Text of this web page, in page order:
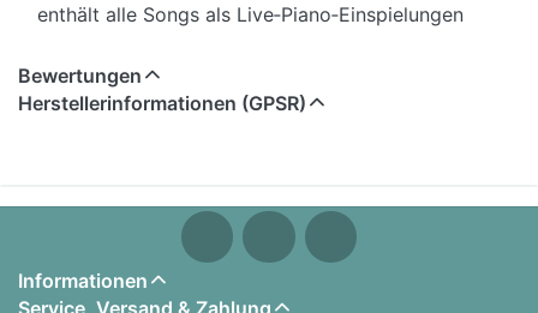
enthält alle Songs als Live‑Piano‑Einspielungen
Inhaltsangabe:
3. Calvin Harris Feat. Ellie Goulding - Outside
4. Robin Schulz Feat. asmine Thompson - Sun
Goes Down
Bewertungen
Herstellerinformationen (GPSR)
Informationen
Service, Versand & Zahlung